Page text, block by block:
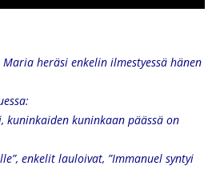
Maria heräsi enkelin ilmestyessä hänen
kuninkaiden kuninkaan päässä on
enkelit lauloivat, ”Immanuel syntyi